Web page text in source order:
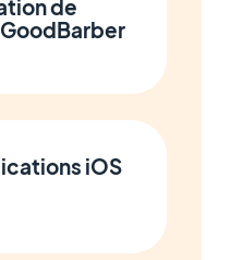
de
iOS